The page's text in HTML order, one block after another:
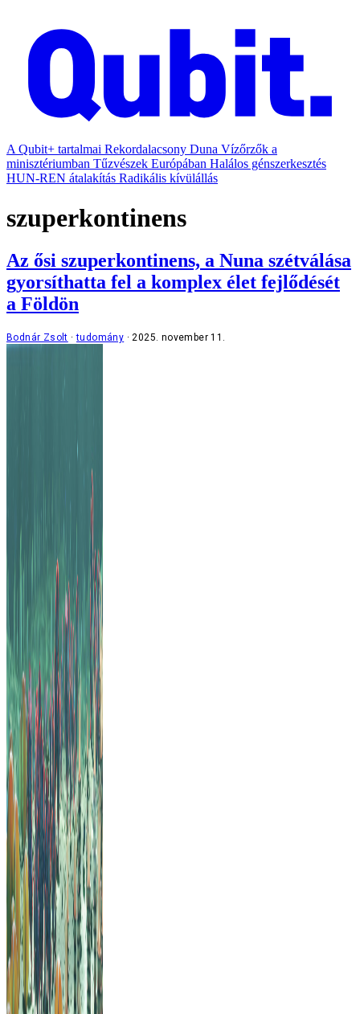
A Qubit+ tartalmai Rekordalacsony Duna Vízőrzők a
minisztériumban Tűzvészek Európában Halálos génszerkesztés
HUN-REN átalakítás Radikális kívülállás
szuperkontinens
Az ősi szuperkontinens, a Nuna szétválása
gyorsíthatta fel a komplex élet fejlődését
a Földön
Bodnár Zsolt tudomány 2025. november 11.